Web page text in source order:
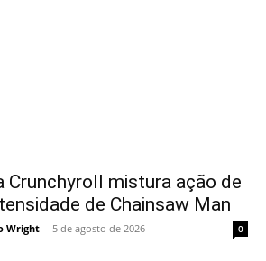
Crunchyroll mistura ação de
de Chainsaw Man
Wright - 5 de agosto de 2026 0